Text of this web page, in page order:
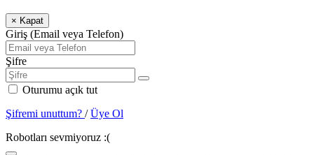
× Kapat
Giriş (Email veya Telefon)
Şifre
Oturumu açık tut
Şifremi unuttum? /Üye Ol
Robotları sevmiyoruz :(